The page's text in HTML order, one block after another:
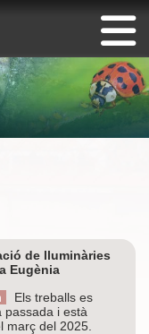
de lluminàries
Eugènia
Els treballs es
passada i està
març del 2025.